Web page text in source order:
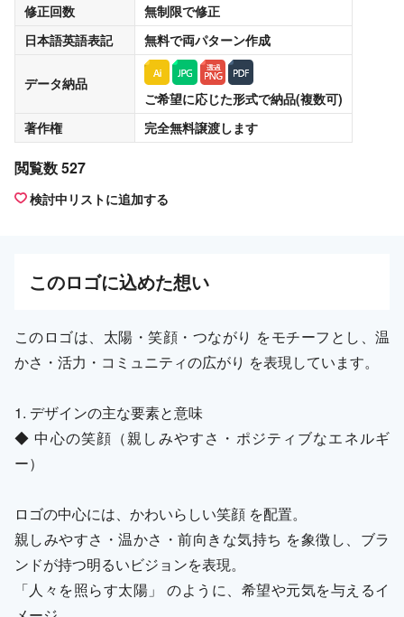
修正回数
無制限で修正
日本語英語表記
無料で両パターン作成
データ納品
ご希望に応じた形式で納品(複数可)
著作権
完全無料譲渡します
閲覧数 527
検討中リストに追加する
このロゴに込めた想い
このロゴは、太陽・笑顔・つながり をモチーフとし、温
かさ・活力・コミュニティの広がり を表現しています。
1. デザインの主な要素と意味
◆ 中心の笑顔（親しみやすさ・ポジティブなエネルギ
ー）
ロゴの中心には、かわいらしい笑顔 を配置。
親しみやすさ・温かさ・前向きな気持ち を象徴し、ブラ
ンドが持つ明るいビジョンを表現。
「人々を照らす太陽」 のように、希望や元気を与えるイ